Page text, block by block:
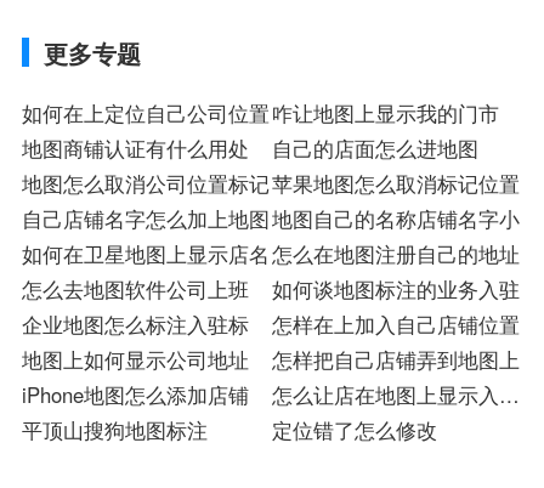
更多专题
如何在上定位自己公司位置咋让地图上显示我的门市
地图商铺认证有什么用处
自己的店面怎么进地图
地图怎么取消公司位置标记苹果地图怎么取消标记位置
自己店铺名字怎么加上地图地图自己的名称店铺名字小
如何在卫星地图上显示店名怎么在地图注册自己的地址
怎么去地图软件公司上班
如何谈地图标注的业务入驻
企业地图怎么标注入驻标
怎样在上加入自己店铺位置
地图上如何显示公司地址
怎样把自己店铺弄到地图上
iPhone地图怎么添加店铺
怎么让店在地图上显示入驻
注册
平顶山搜狗地图标注 定位错了怎么修改